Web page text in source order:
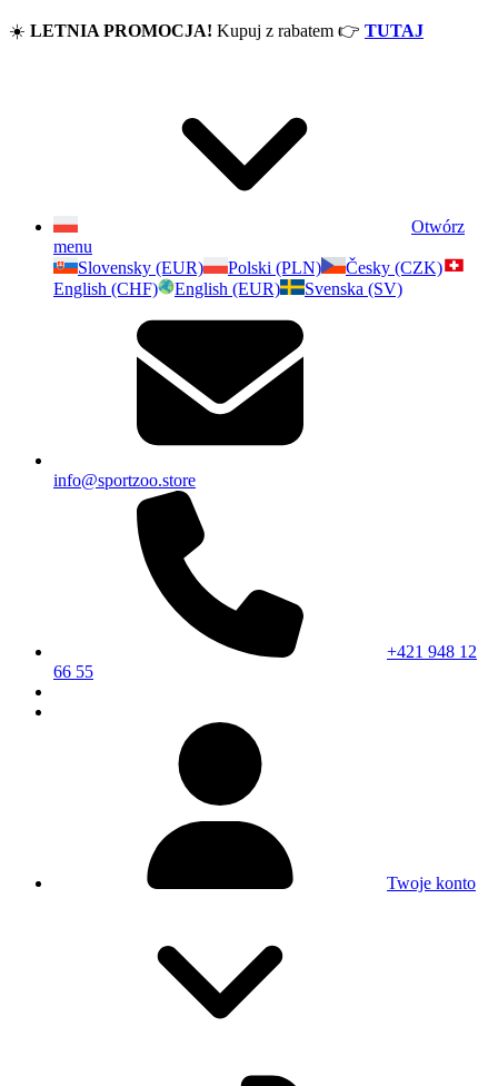
☀️ LETNIA PROMOCJA! Kupuj z rabatem 👉 TUTAJ
Otwórz
menu
Slovensky (EUR)
Polski (PLN)
Česky (CZK)
English (CHF)
English (EUR) Svenska (SV)
info@sportzoo.store
+421 948 12
66 55
Twoje konto